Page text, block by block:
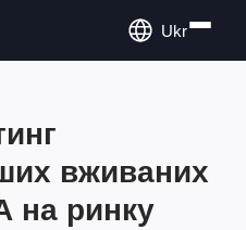
Ukr
вживаних
на ринку